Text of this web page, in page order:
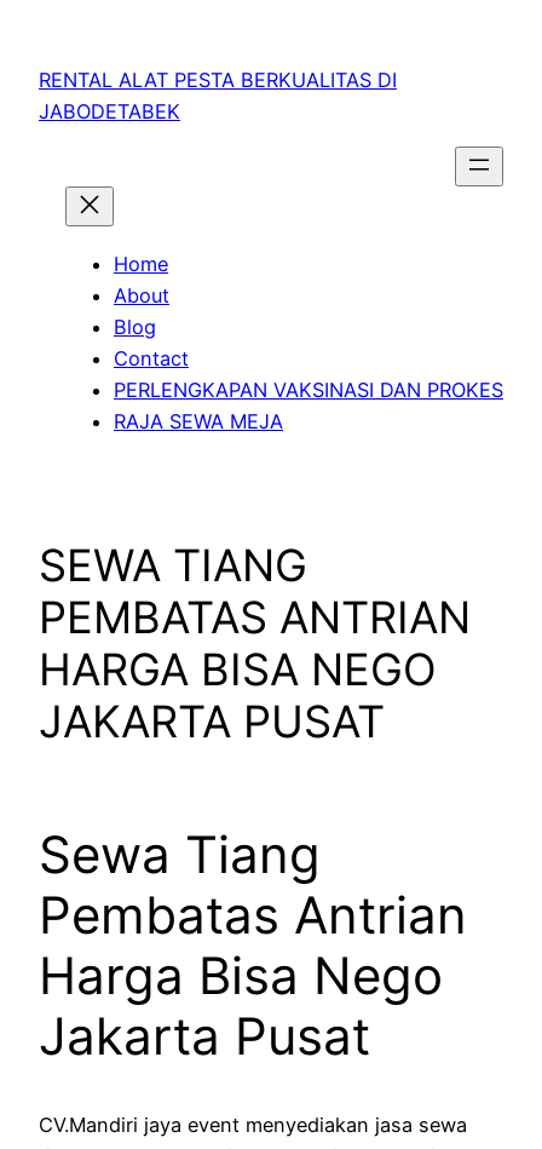
RENTAL ALAT PESTA BERKUALITAS DI
JABODETABEK
Home
About
Blog
Contact
PERLENGKAPAN VAKSINASI DAN PROKES
RAJA SEWA MEJA
SEWA TIANG
PEMBATAS ANTRIAN
HARGA BISA NEGO
JAKARTA PUSAT
Sewa Tiang
Pembatas Antrian
Harga Bisa Nego
Jakarta Pusat
CV.Mandiri jaya event menyediakan jasa sewa